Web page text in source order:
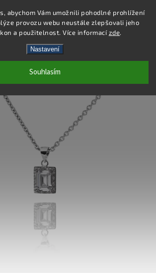
abychom Vám umožnili pohodlné prohlížení
provozu webu neustále zlepšovali jeho
a použitelnost. Více informacízde.
Nastavení
Souhlasím
Hledat
AG 925/1000